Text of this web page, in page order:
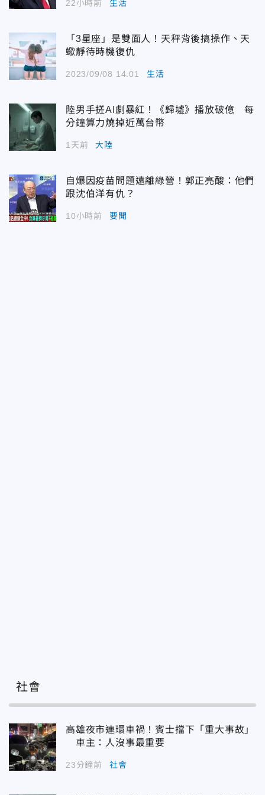
22小時前 生活
「3星座」是雙面人！天秤背後搞操作、天
蠍靜待時機復仇
2023/09/08 14:01 生活
陸男手搓AI劇暴紅！《歸墟》播放破億 每
分鐘算力燒掉近萬台幣
1天前 大陸
自爆因疫苗問題遠離綠營！郭正亮酸：他們
跟沈伯洋有仇？
10小時前 要聞
社會
高雄夜市連環車禍！賓士擋下「重大事故」
車主：人沒事最重要
23分鐘前 社會